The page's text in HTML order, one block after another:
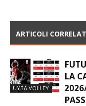
ARTICOLI
UYBA VOLLEY
LA
PASS